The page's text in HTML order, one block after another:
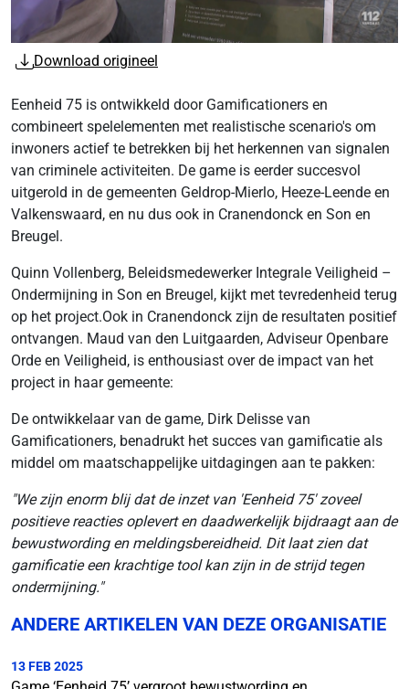
Download origineel
Eenheid 75 is ontwikkeld door Gamificationers en
combineert spelelementen met realistische scenario's om
inwoners actief te betrekken bij het herkennen van signalen
van criminele activiteiten. De game is eerder succesvol
uitgerold in de gemeenten Geldrop-Mierlo, Heeze-Leende en
Valkenswaard, en nu dus ook in Cranendonck en Son en
Breugel.
Quinn Vollenberg, Beleidsmedewerker Integrale Veiligheid –
Ondermijning in Son en Breugel, kijkt met tevredenheid terug
op het project.Ook in Cranendonck zijn de resultaten positief
ontvangen. Maud van den Luitgaarden, Adviseur Openbare
Orde en Veiligheid, is enthousiast over de impact van het
project in haar gemeente:
De ontwikkelaar van de game, Dirk Delisse van
Gamificationers, benadrukt het succes van gamificatie als
middel om maatschappelijke uitdagingen aan te pakken:
"We zijn enorm blij dat de inzet van 'Eenheid 75' zoveel
positieve reacties oplevert en daadwerkelijk bijdraagt aan de
bewustwording en meldingsbereidheid. Dit laat zien dat
gamificatie een krachtige tool kan zijn in de strijd tegen
ondermijning."
ANDERE ARTIKELEN VAN DEZE ORGANISATIE
13 FEB 2025